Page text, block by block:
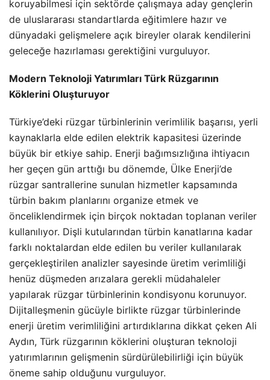
koruyabilmesi için sektörde çalışmaya aday gençlerin
de uluslararası standartlarda eğitimlere hazır ve
dünyadaki gelişmelere açık bireyler olarak kendilerini
geleceğe hazırlaması gerektiğini vurguluyor.
Modern Teknoloji Yatırımları Türk Rüzgarının
Köklerini Oluşturuyor
Türkiye’deki rüzgar türbinlerinin verimlilik başarısı, yerli
kaynaklarla elde edilen elektrik kapasitesi üzerinde
büyük bir etkiye sahip. Enerji bağımsızlığına ihtiyacın
her geçen gün arttığı bu dönemde, Ülke Enerji’de
rüzgar santrallerine sunulan hizmetler kapsamında
türbin bakım planlarını organize etmek ve
önceliklendirmek için birçok noktadan toplanan veriler
kullanılıyor. Dişli kutularından türbin kanatlarına kadar
farklı noktalardan elde edilen bu veriler kullanılarak
gerçekleştirilen analizler sayesinde üretim verimliliği
henüz düşmeden arızalara gerekli müdahaleler
yapılarak rüzgar türbinlerinin kondisyonu korunuyor.
Dijitalleşmenin gücüyle birlikte rüzgar türbinlerinde
enerji üretim verimliliğini artırdıklarına dikkat çeken Ali
Aydın, Türk rüzgarının köklerini oluşturan teknoloji
yatırımlarının gelişmenin sürdürülebilirliği için büyük
öneme sahip olduğunu vurguluyor.